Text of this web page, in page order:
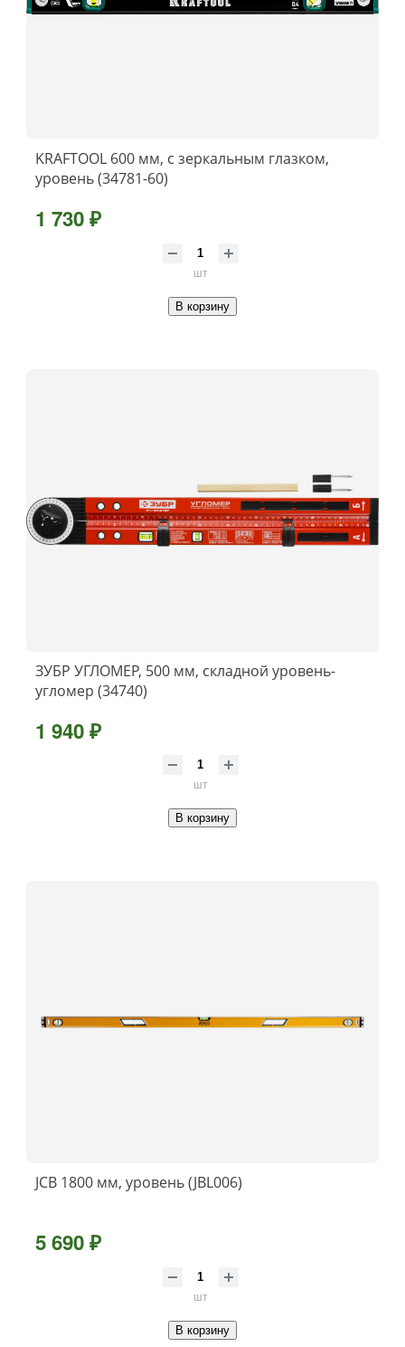
KRAFTOOL 600 мм, с зеркальным глазком,
уровень (34781-60)
1 730 ₽
шт
В корзину
ЗУБР УГЛОМЕР, 500 мм, складной уровень-
угломер (34740)
1 940 ₽
шт
В корзину
JCB 1800 мм, уровень (JBL006)
5 690 ₽
шт
В корзину